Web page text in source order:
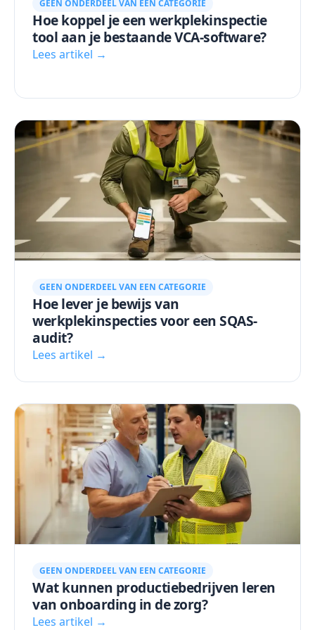
GEEN ONDERDEEL VAN EEN CATEGORIE
Hoe koppel je een werkplekinspectie
tool aan je bestaande VCA-software?
Lees artikel →
GEEN ONDERDEEL VAN EEN CATEGORIE
Hoe lever je bewijs van
werkplekinspecties voor een SQAS-
audit?
Lees artikel →
GEEN ONDERDEEL VAN EEN CATEGORIE
Wat kunnen productiebedrijven leren
van onboarding in de zorg?
Lees artikel →